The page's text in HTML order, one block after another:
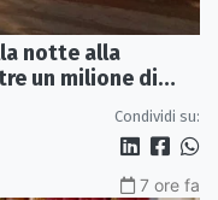
notte alla
un milione di
Condividi su:
7 ore fa